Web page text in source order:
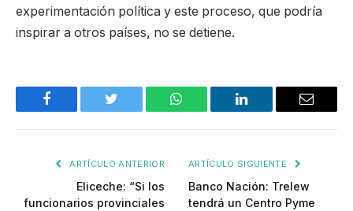
experimentación política y este proceso, que podría
inspirar a otros países, no se detiene.
Facebook Twitter WhatsApp LinkedIn Email
ARTÍCULO ANTERIOR
Eliceche: “Si los
funcionarios provinciales
ARTÍCULO SIGUIENTE
Banco Nación: Trelew
tendrá un Centro Pyme